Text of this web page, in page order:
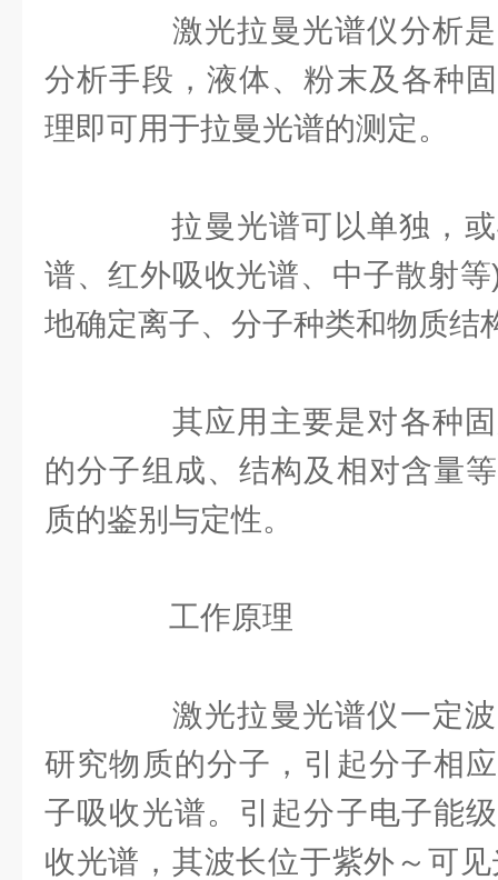
激光拉曼光谱仪分析是
分析手段，液体、粉末及各种
理即可用于拉曼光谱的测定。
拉曼光谱可以单独，或
谱、红外吸收光谱、中子散射
地确定离子、分子种类和物质结
其应用主要是对各种固
的分子组成、结构及相对含量
质的鉴别与定性。
工作原理
激光拉曼光谱仪一定波
研究物质的分子，引起分子相
子吸收光谱。引起分子电子能
收光谱，其波长位于紫外～可